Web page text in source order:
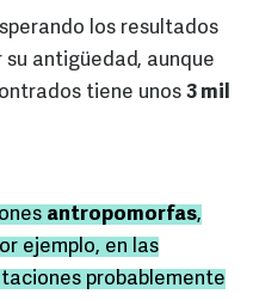
los resultados
su antigüedad, aunque
tiene unos 3 mil
antropomorfas,
ejemplo, en las
probablemente